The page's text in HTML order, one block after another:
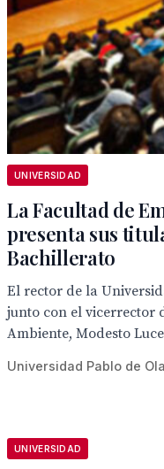
UNIVERSIDAD
La Facultad de
presenta sus
Bachillerato
El rector de la
junto con el vicerrector
Ambiente, Modesto
Universidad Pablo de
UNIVERSIDAD